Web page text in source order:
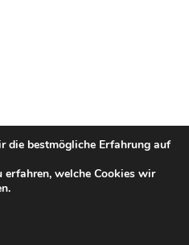
die bestmögliche Erfahrung auf
erfahren, welche Cookies wir